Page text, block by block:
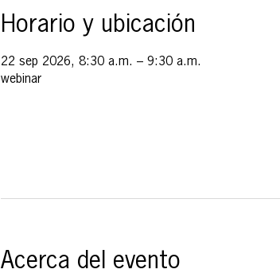
Horario y ubicación
22 sep 2026, 8:30 a.m. – 9:30 a.m.
webinar
Acerca del evento